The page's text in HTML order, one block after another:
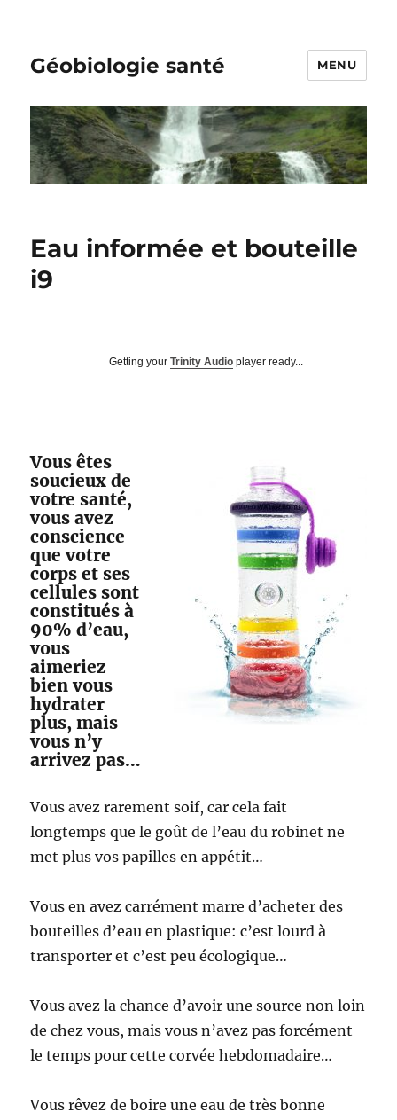
Géobiologie santé MENU
Eau informée et bouteille
i9
Getting yourTrinity Audio player ready...
Vous êtes
soucieux de
votre santé,
vous avez
conscience
que votre
corps et ses
cellules sont
constitués à
90% d’eau,
vous
aimeriez
bien vous
hydrater
plus, mais
vous n’y
arrivez pas…
Vous avez rarement soif, car cela fait
longtemps que le goût de l’eau du robinet ne
met plus vos papilles en appétit…
Vous en avez carrément marre d’acheter des
bouteilles d’eau en plastique: c’est lourd à
transporter et c’est peu écologique…
Vous avez la chance d’avoir une source non loin
de chez vous, mais vous n’avez pas forcément
le temps pour cette corvée hebdomadaire…
Vous rêvez de boire une eau de très bonne